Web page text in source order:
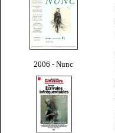
2006 - Nunc